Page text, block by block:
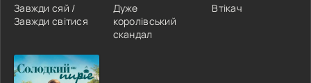
Завжди сяй /
Завжди світися
Дуже
королівський
скандал
Втікач